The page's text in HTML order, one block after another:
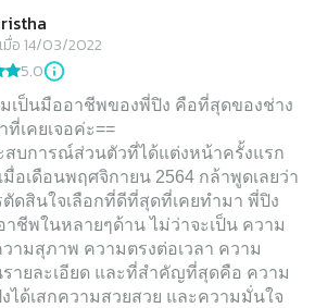
มื่อ 14/03/2022
5.0
เป็นมืออาชีพของพี่ปิง คือที่สุดของช่าง
ที่เคยเจอค่ะ==
สบการณ์ส่วนตัวที่ได้แต่งหน้าครั้งแรก
มื่อเดือนพฤศจิกายน 2564 กล้าพูดเลยว่า
ตัดสินใจเลือกที่ดีที่สุดที่เคยทำมา พี่ปิง
าชีพในหลายๆด้าน ไม่ว่าจะเป็น ความ
ามสุภาพ ความตรงต่อเวลา ความ
รายละเอียด และที่สำคัญที่สุดคือ ความ
ได้เสกความสวยสวย และความมั่นใจ